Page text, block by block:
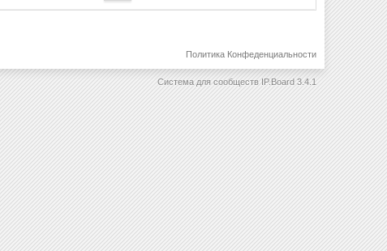
Политика Конфеденциальности
Система для сообществ IP.Board 3.4.1